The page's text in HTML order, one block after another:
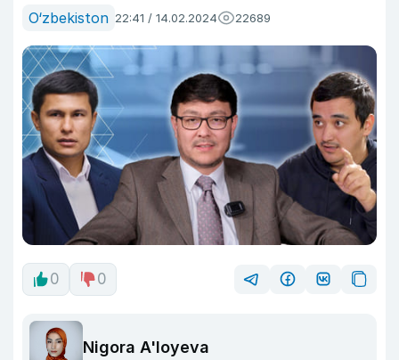
O‘zbekiston 22:41 / 14.02.2024 22689
0 0
Nigora A'loyeva